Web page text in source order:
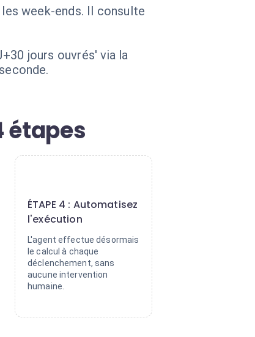
week-ends. Il consulte
jours ouvrés' via la
étapes
ÉTAPE 4 : Automatisez
l'exécution
L'agent effectue désormais
le calcul à chaque
déclenchement, sans
aucune intervention
humaine.